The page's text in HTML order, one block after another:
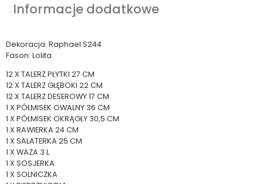
Informacje dodatkowe
Dekoracja: Raphael S244
Fason: Lolita
12 X TALERZ PŁYTKI 27 CM
12 X TALERZ GŁĘBOKI 22 CM
12 X TALERZ DESEROWY 17 CM
1 X PÓŁMISEK OWALNY 36 CM
1 X PÓŁMISEK OKRĄGŁY 30,5 CM
1 X RAWIERKA 24 CM
1 X SALATERKA 25 CM
1 X WAZA 3 L
1 X SOSJERKA
1 X SOLNICZKA